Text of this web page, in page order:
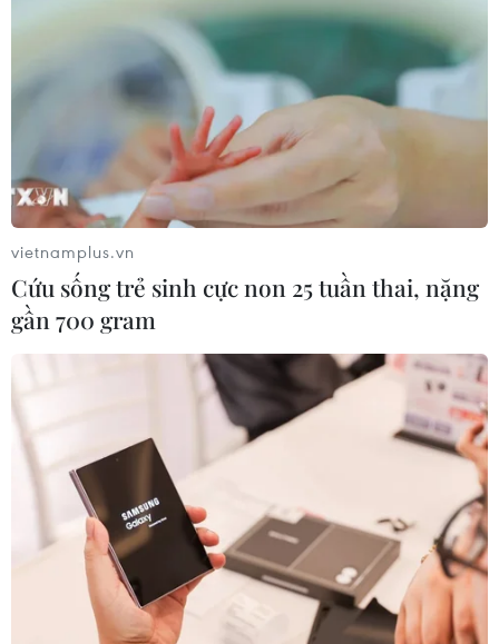
vietnamplus.vn
Cứu sống trẻ sinh cực non 25 tuần thai, nặng
gần 700 gram